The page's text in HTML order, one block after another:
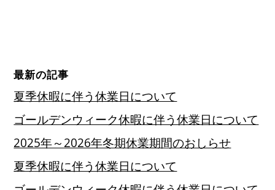
最新の記事
夏季休暇に伴う休業日について
ゴールデンウィーク休暇に伴う休業日について
2025年～2026年冬期休業期間のおしらせ
夏季休暇に伴う休業日について